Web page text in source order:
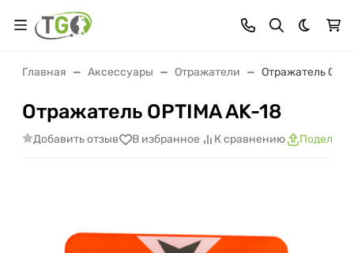
Темная
Главная Аксессуары Отражатели Отражатель
Отражатель OPTIMA AK-18
Добавить отзыв В избранное К сравнению